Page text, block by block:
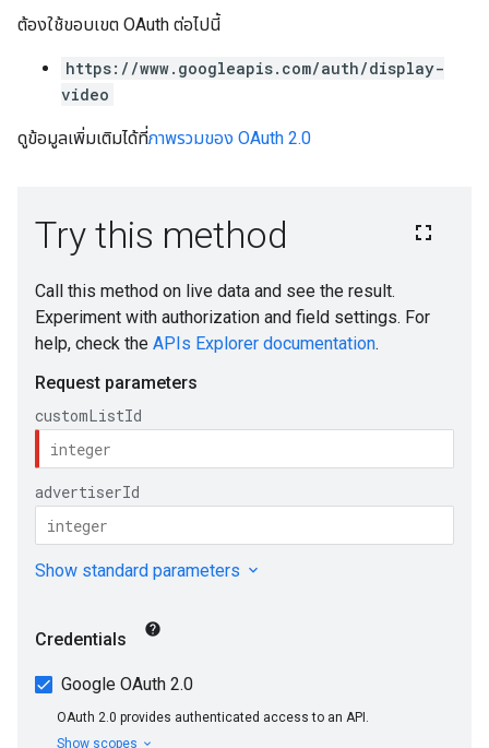
ต้องใช้ขอบเขต OAuth ต่อไปนี้
https://www.googleapis.com/auth/display-
video
ดูข้อมูลเพิ่มเติมได้ที่ภาพรวมของ OAuth 2.0